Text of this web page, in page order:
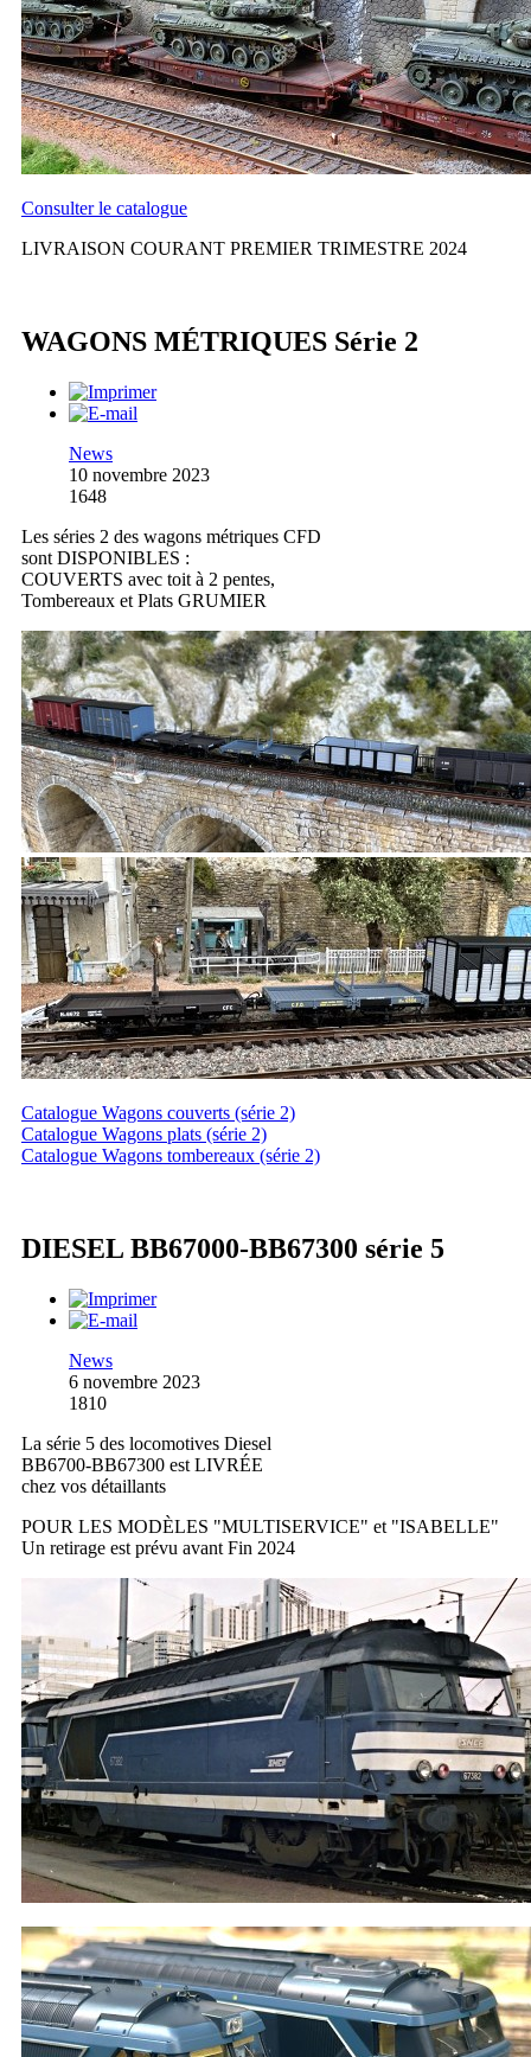
Consulter le catalogue
LIVRAISON COURANT PREMIER TRIMESTRE 2024
WAGONS MÉTRIQUES Série 2
News
10 novembre 2023
1648
Les séries 2 des wagons métriques CFD
sont DISPONIBLES :
COUVERTS avec toit à 2 pentes,
Tombereaux et Plats GRUMIER
Catalogue Wagons couverts (série 2)
Catalogue Wagons plats (série 2)
Catalogue Wagons tombereaux (série 2)
DIESEL BB67000-BB67300 série 5
News
6 novembre 2023
1810
La série 5 des locomotives Diesel
BB6700-BB67300 est LIVRÉE
chez vos détaillants
POUR LES MODÈLES "MULTISERVICE" et "ISABELLE"
Un retirage est prévu avant Fin 2024